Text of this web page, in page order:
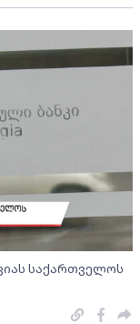
საქართველოს